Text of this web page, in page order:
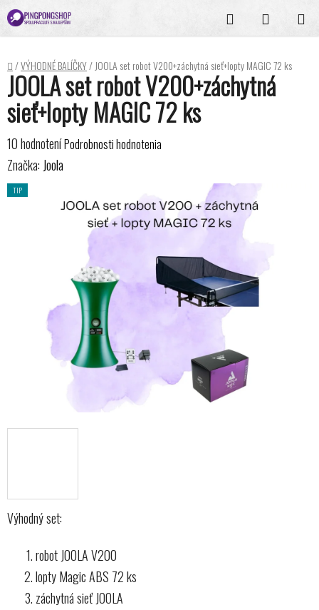
Prejsť
na
obsah
Hľadať
KOŠÍK
Domov
/VÝHODNÉ BALÍČKY/JOOLA set robot V200+záchytná sieť+lopty MAGIC 72 ks
Výhodný set:
robot JOOLA V200
lopty Magic ABS 72 ks
záchytná sieť JOOLA
JOOLA set robot V200+záchytná
sieť+lopty MAGIC 72 ks
Priemerné
hodnotenie
produktu
10 hodnoteníPodrobnosti hodnotenia
Značka: Joola
TIP